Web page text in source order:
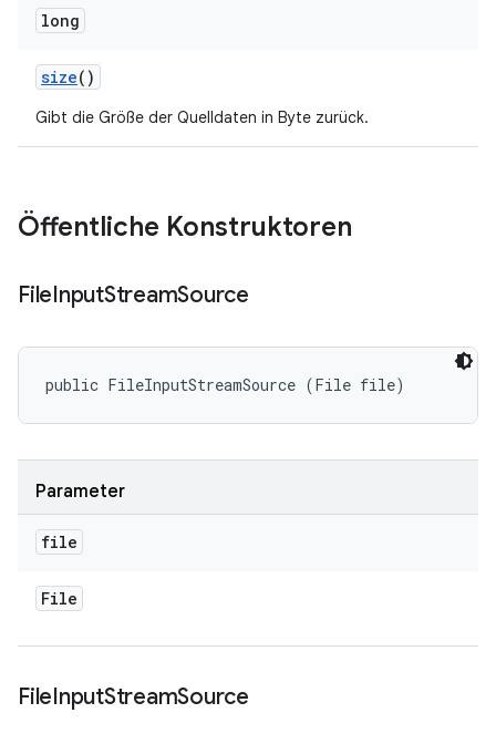
long
size()
Gibt die Größe der Quelldaten in Byte zurück.
Öffentliche Konstruktoren
FileInputStreamSource
public FileInputStreamSource (File file)
Parameter
file
File
FileInputStreamSource